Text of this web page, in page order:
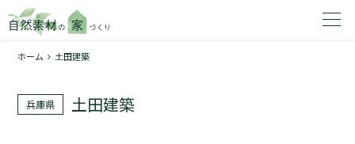
1
ホーム 土田建築
兵庫県 土田建築